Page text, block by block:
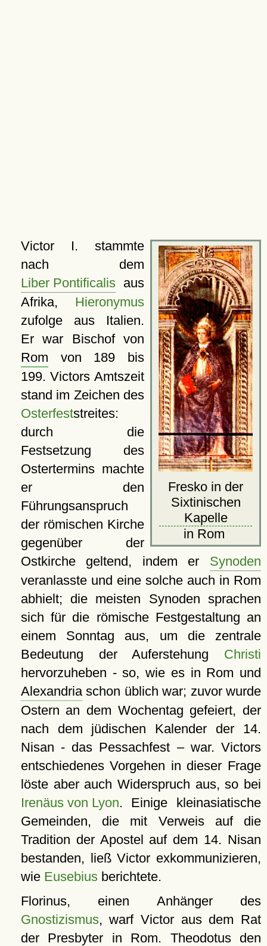
Fresko in der
Sixtinischen
Kapelle
in Rom
Victor I. stammte
nach dem
Liber Pontificalisaus
Afrika, Hieronymus
zufolge aus Italien.
Er war Bischof von
Rom von 189 bis
199. Victors Amtszeit
stand im Zeichen des
Osterfeststreites:
durch die
Festsetzung des
Ostertermins machte
er den
Führungsanspruch
der römischen Kirche
gegenüber der
Ostkirche geltend, indem er Synoden
veranlasste und eine solche auch in Rom
abhielt; die meisten Synoden sprachen
sich für die römische Festgestaltung an
einem Sonntag aus, um die zentrale
Bedeutung der Auferstehung Christi
hervorzuheben - so, wie es in Rom und
Alexandriaschon üblich war; zuvor wurde
Ostern an dem Wochentag gefeiert, der
nach dem jüdischen Kalender der 14.
Nisan - das Pessachfest – war. Victors
entschiedenes Vorgehen in dieser Frage
löste aber auch Widerspruch aus, so bei
Irenäus von Lyon. Einige kleinasiatische
Gemeinden, die mit Verweis auf die
Tradition der Apostel auf dem 14. Nisan
bestanden, ließ Victor exkommunizieren,
wie Eusebiusberichtete.
Florinus, einen Anhänger des
Gnostizismus, warf Victor aus dem Rat
der Presbyter in Rom. Theodotus den